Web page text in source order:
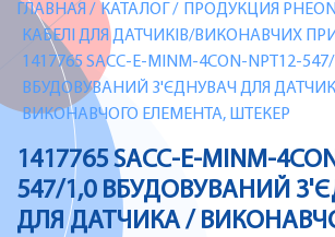
ГЛАВНАЯ / КАТАЛОГ / ПРОДУКЦИЯ
КАБЕЛІ ДЛЯ ДАТЧИКІВ/ВИКОНАВЧИХ
1417765 SACC-E-MINM-4CON-NPT12-
ВБУДОВУВАНИЙ З'ЄДНУВАЧ ДЛЯ
ВИКОНАВЧОГО ЕЛЕМЕНТА, ШТЕКЕР
1417765 SACC-E-MINM-
547/1,0 ВБУДОВУВАНИЙ
ДЛЯ ДАТЧИКА /